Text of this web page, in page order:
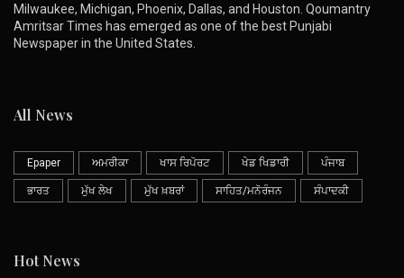
Milwaukee, Michigan, Phoenix, Dallas, and Houston. Qoumantry
Amritsar Times has emerged as one of the best Punjabi
Newspaper in the United States.
All News
Epaper ਅਮਰੀਕਾ ਖਾਸ ਰਿਪੋਰਟ ਖੇਡ ਖਿਡਾਰੀ ਪੰਜਾਬ
ਭਾਰਤ ਮੁੱਖ ਲੇਖ ਮੁੱਖ ਖ਼ਬਰਾਂ ਸਾਹਿਤ/ਮਨੋਰੰਜਨ ਸੰਪਾਦਕੀ
Hot News